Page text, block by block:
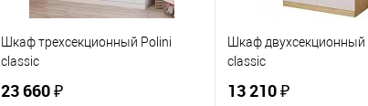
Шкаф трехсекционный Polini
classic
23 660 ₽
Шкаф двухсекционный
classic
13 210 ₽